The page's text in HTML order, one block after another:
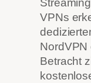
VPNs
NordVPN
Betracht